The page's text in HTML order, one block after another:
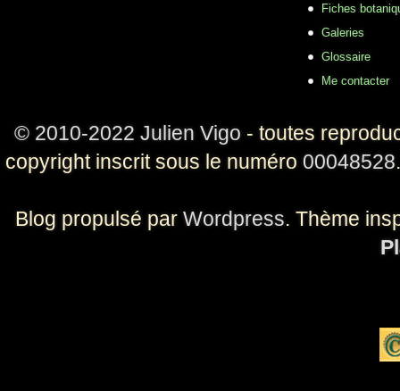
Fiches
Galeries
Glossaire
Me contacter
© 2010-2022 Julien Vigo - toutes
copyright inscrit sous le numéro 00048528
Blog propulsé par Wordpress. Thème